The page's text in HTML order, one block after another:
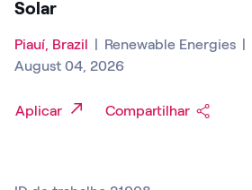
Solar
Piauí, Brazil Renewable Energies
August 04, 2026
Aplicar Compartilhar